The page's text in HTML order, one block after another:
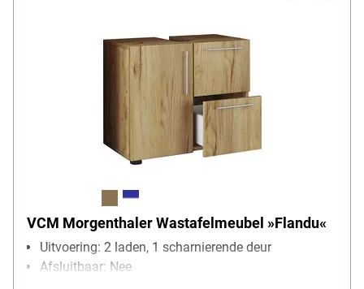
VCM Morgenthaler Wastafelmeubel »Flandu«
Uitvoering: 2 laden, 1 scharnierende deur
Afsluitbaar: Nee